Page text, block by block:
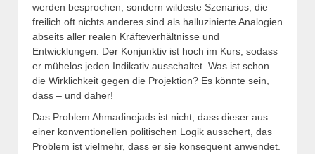
werden besprochen, sondern wildeste Szenarios, die
freilich oft nichts anderes sind als halluzinierte Analogien
abseits aller realen Kräfteverhältnisse und
Entwicklungen. Der Konjunktiv ist hoch im Kurs, sodass
er mühelos jeden Indikativ ausschaltet. Was ist schon
die Wirklichkeit gegen die Projektion? Es könnte sein,
dass – und daher!
Das Problem Ahmadinejads ist nicht, dass dieser aus
einer konventionellen politischen Logik ausschert, das
Problem ist vielmehr, dass er sie konsequent anwendet.